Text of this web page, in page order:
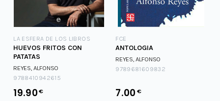
LA ESFERA DE LOS LIBROS
HUEVOS FRITOS CON
PATATAS
REYES, ALFONSO
9788410942615
19.90€
FCE
ANTOLOGIA
REYES, ALFONSO
9789681609832
7.00 €